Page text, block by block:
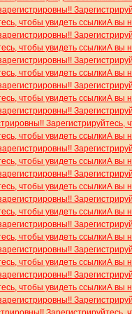
чтобы увидеть ссылкиА вы
чтобы увидеть ссылкиА вы
чтобы увидеть ссылкиА вы
чтобы увидеть ссылкиА вы
Зарегистрируйтесь,
чтобы увидеть ссылкиА вы
чтобы увидеть ссылкиА вы
чтобы увидеть ссылкиА вы
чтобы увидеть ссылкиА вы
чтобы увидеть ссылкиА вы
чтобы увидеть ссылкиА вы
чтобы увидеть ссылкиА вы